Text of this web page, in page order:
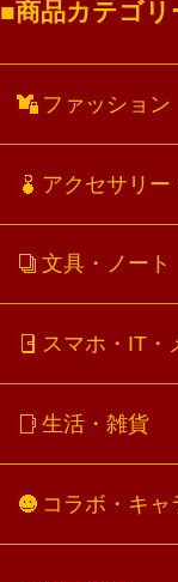
商品カテゴリ
ファッション
アクセサリー
文具・ノート
スマホ・IT・
生活・雑貨
コラボ・キャ